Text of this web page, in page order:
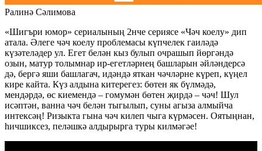
Ралинә Сәлимова
«Шигъри юмор» сериалының 2нче сериясе «Чәч коелу» дип
атала. Әлеге чәч коелу проблемасы күпчелек гаиләдә
күзәтеләдер ул. Егет белән кыз булып очрашып йөргәндә
озын, матур толымнар ир-егетләрнең башларын әйләндерсә
дә, бергә яши башлагач, идәндә яткан чәчләрне күреп, күңел
кире кайта. Күз алдына китерегез: бөтен як бүлмәдә,
мендәрдә, өс киемендә – гомумән бөтен җирдә – чәч! Шул
исәптән, ванна чәч белән тыгылып, суны агыза алмыйча
интексәң! Ризыкта гына чәч килеп чыга күрмәсен. Оятыңнан,
һичшиксез, пеләшкә алдырырга туры килмәгәе!